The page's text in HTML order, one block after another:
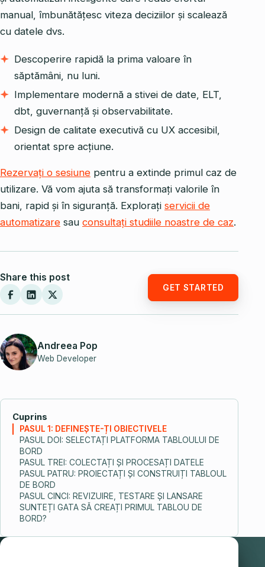
manual, îmbunătățesc viteza deciziilor și scalează
cu datele dvs.
Descoperire rapidă la prima valoare în
săptămâni, nu luni.
Implementare modernă a stivei de date, ELT,
dbt, guvernanță și observabilitate.
Design de calitate executivă cu UX accesibil,
orientat spre acțiune.
Rezervați o sesiune pentru a extinde primul caz de
utilizare. Vă vom ajuta să transformați valorile în
bani, rapid și în siguranță. Explorați servicii de
automatizare sau consultați studiile noastre de caz.
Share this post
GET STARTED
Andreea Pop
Web Developer
Cuprins
PASUL 1: DEFINEȘTE-ȚI OBIECTIVELE
PASUL DOI: SELECTAȚI PLATFORMA TABLOULUI DE
BORD
PASUL TREI: COLECTAȚI ȘI PROCESAȚI DATELE
PASUL PATRU: PROIECTAȚI ȘI CONSTRUIȚI TABLOUL
DE BORD
PASUL CINCI: REVIZUIRE, TESTARE ȘI LANSARE
SUNTEȚI GATA SĂ CREAȚI PRIMUL TABLOU DE
BORD?